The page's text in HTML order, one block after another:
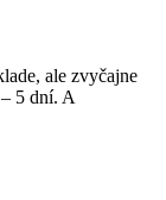
ale zvyčajne
5 dní. A